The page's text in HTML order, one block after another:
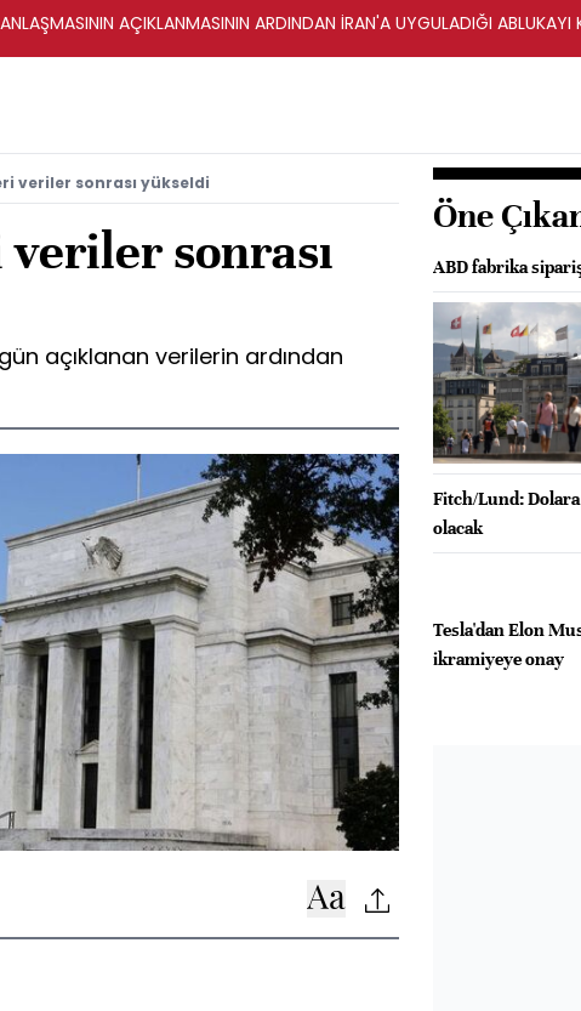
AÇIKLANMASININ ARDINDAN İRAN'A UYGULADIĞI ABLUKAYI
veriler sonrası yükseldi
sonrası
açıklanan verilerin ardından
Öne
ABD fabrika
Fitch/Lund:
olacak
Tesla'dan Elon
ikramiyeye onay